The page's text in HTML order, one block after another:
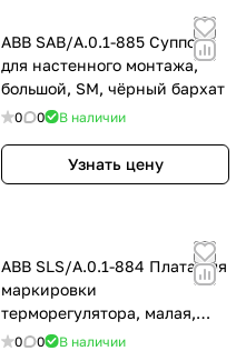
ABB SAB/A.0.1-885 Суппорт
для настенного монтажа,
большой, SM, чёрный бархат
0 0 В наличии
Узнать цену
ABB SLS/A.0.1-884 Плата для
маркировки
терморегулятора, малая,
белый бархат
0 0 В наличии